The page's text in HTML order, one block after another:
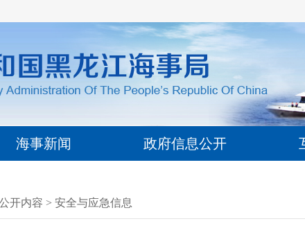
海事新闻 政府信息公开
开内容 > 安全与应急信息